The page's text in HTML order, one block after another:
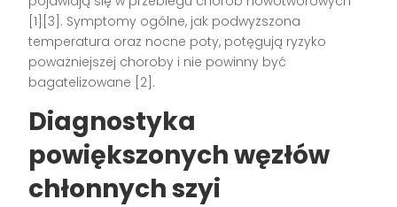
[1][3] . Symptomy ogólne, jak podwyższona
temperatura oraz nocne poty, potęgują ryzyko
poważniejszej choroby i nie powinny być
bagatelizowane [2] .
Diagnostyka
powiększonych węzłów
chłonnych szyi